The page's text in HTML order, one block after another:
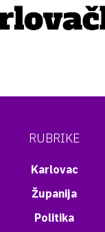
RUBRIKE
Karlovac
Županija
Politika